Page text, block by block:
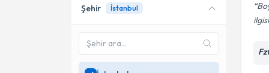
Şehir İstanbul